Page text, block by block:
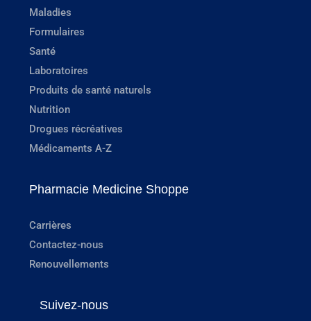
Maladies
Formulaires
Santé
Laboratoires
Produits de santé naturels
Nutrition
Drogues récréatives
Médicaments A-Z
Pharmacie Medicine Shoppe
Carrières
Contactez-nous
Renouvellements
Suivez-nous